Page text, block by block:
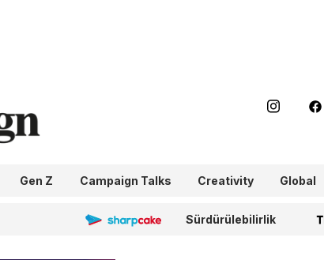
Gen Z Campaign Talks Creativity Global
Sharpcake Sürdürülebilirlik